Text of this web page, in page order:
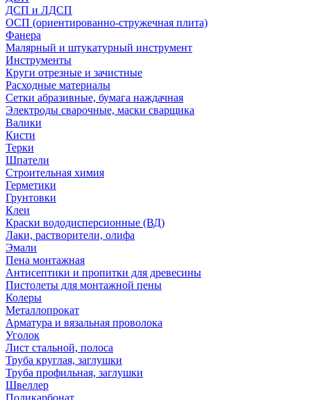
ДСП и ЛДСП
ОСП (ориентированно-стружечная плита)
Фанера
Малярный и штукатурный инструмент
Инструменты
Круги отрезные и зачистные
Расходные материалы
Сетки абразивные, бумага наждачная
Электроды сварочные, маски сварщика
Валики
Кисти
Терки
Шпатели
Строительная химия
Герметики
Грунтовки
Клеи
Краски вододисперсионные (ВД)
Лаки, растворители, олифа
Эмали
Пена монтажная
Антисептики и пропитки для древесины
Пистолеты для монтажной пены
Колеры
Металлопрокат
Арматура и вязальная проволока
Уголок
Лист стальной, полоса
Труба круглая, заглушки
Труба профильная, заглушки
Швеллер
Поликарбонат